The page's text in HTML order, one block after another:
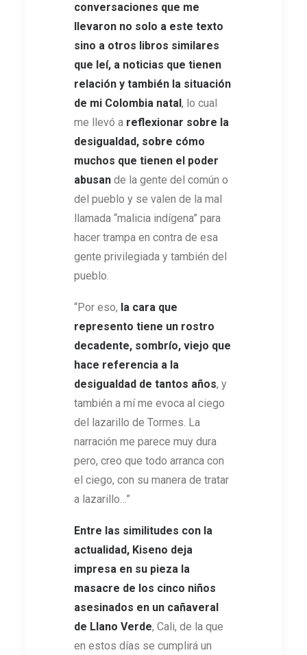
conversaciones que me
llevaron no solo a este texto
sino a otros libros similares
que leí, a noticias que tienen
relación y también la situación
de mi Colombia natal , lo cual
me llevó a reflexionar sobre la
desigualdad, sobre cómo
muchos que tienen el poder
abusan de la gente del común o
del pueblo y se valen de la mal
llamada “malicia indígena” para
hacer trampa en contra de esa
gente privilegiada y también del
pueblo.
“Por eso, la cara que
represento tiene un rostro
decadente, sombrío, viejo que
hace referencia a la
desigualdad de tantos años, y
también a mí me evoca al ciego
del lazarillo de Tormes. La
narración me parece muy dura
pero, creo que todo arranca con
el ciego, con su manera de tratar
a lazarillo…”
Entre las similitudes con la
actualidad, Kiseno deja
impresa en su pieza la
masacre de los cinco niños
asesinados en un cañaveral
de Llano Verde, Cali, de la que
en estos días se cumplirá un